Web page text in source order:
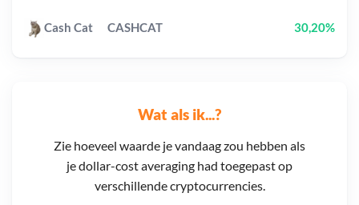
Wat als ik...?
Zie hoeveel waarde je vandaag zou hebben als
je dollar-cost averaging had toegepast op
verschillende cryptocurrencies.
Cash Cat CASHCAT 30,20%